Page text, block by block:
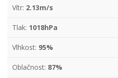
Vítr: 2.13m/s
Tlak: 1018hPa
Vlhkost: 95%
Oblačnost: 87%